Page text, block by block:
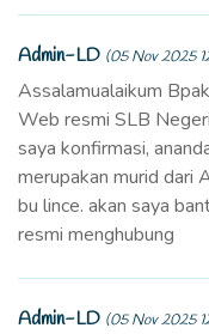
Admin-LD (05 Nov 2025
Assalamualaikum
Web resmi SLB
saya konfirmasi,
merupakan murid dari
bu lince. akan saya
resmi menghubung
Admin-LD (05 Nov 2025